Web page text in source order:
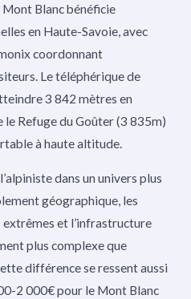
Blanc bénéficie
en Haute-Savoie, avec
coordonnant
Le téléphérique de
3 842 mètres en
le Refuge du Goûter (3 835m)
à haute altitude.
dans un univers plus
géographique, les
et l’infrastructure
plus complexe que
différence se ressent aussi
2 000€ pour le Mont Blanc